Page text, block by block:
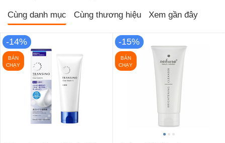
Cùng danh mục Cùng thương hiệu Xem gần đây
-14%
BÁN
CHẠY
-15%
BÁN
CHẠY